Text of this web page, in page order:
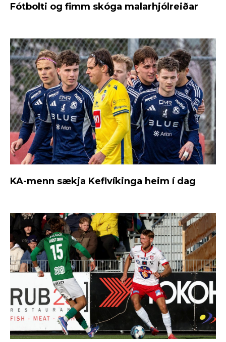
Fótbolti og fimm skóga malarhjólreiðar
KA-menn sækja Keflvíkinga heim í dag